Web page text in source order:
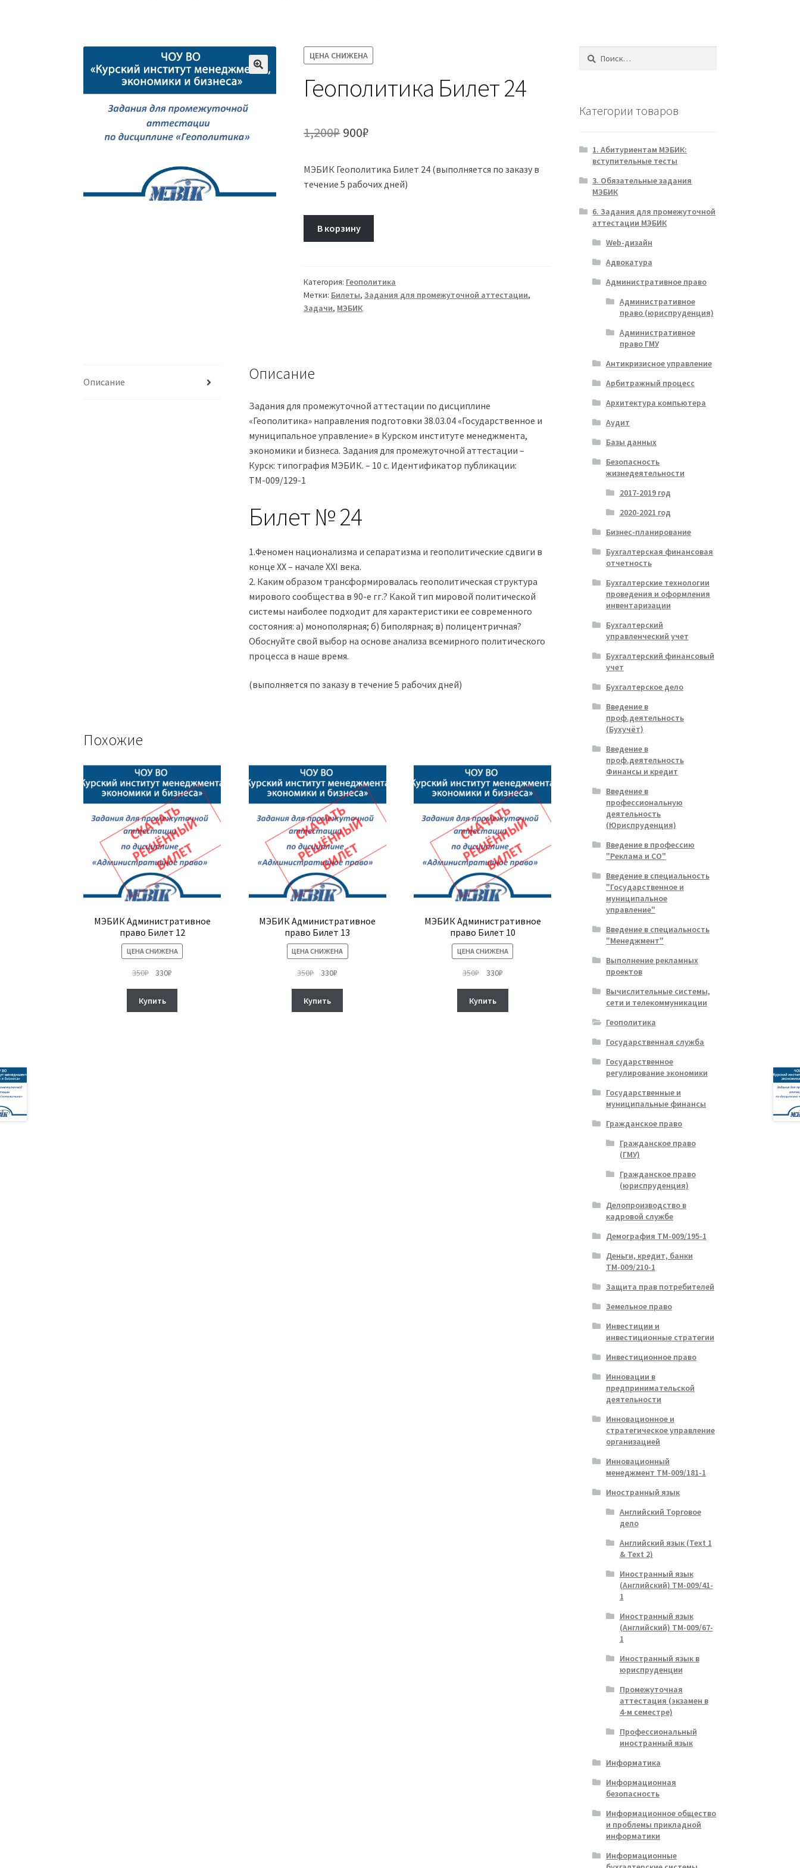
ЦЕНА СНИЖЕНА
Геополитика Билет 24
1,200₽ Первоначальная
составляла
900₽
900₽.
МЭБИК Геополитика Билет 24 (выполняется по заказу в
течение 5 рабочих дней)
24
В корзину
Категория: Геополитика
Метки: Билеты,Задания для промежуточной аттестации,
Задачи, МЭБИК
Описание Описание
Задания для промежуточной аттестации по дисциплине
«Геополитика» направления подготовки 38.03.04 «Государственное и
муниципальное управление» в Курском институте менеджмента,
экономики и бизнеса. Задания для промежуточной аттестации –
Курск: типография МЭБИК. – 10 с. Идентификатор публикации:
ТМ-009/129-1
Билет № 24
1.Феномен национализма и сепаратизма и геополитические сдвиги в
конце ХХ – начале ХХI века.
2. Каким образом трансформировалась геополитическая структура
мирового сообщества в 90-е гг.? Какой тип мировой политической
системы наиболее подходит для характеристики ее современного
состояния: а) монополярная; б) биполярная; в) полицентричная?
Обоснуйте свой выбор на основе анализа всемирного политического
процесса в наше время.
(выполняется по заказу в течение 5 рабочих дней)
Похожие
МЭБИК Административное
право Билет 12
ЦЕНА СНИЖЕНА
350₽
Первоначальная
составляла
350₽.
330₽
Купить
МЭБИК Административное
право Билет 13
ЦЕНА СНИЖЕНА
350₽
Первоначальная
составляла
350₽.
330₽
Купить
МЭБИК Административное
право Билет 10
ЦЕНА СНИЖЕНА
350₽
Первоначальная
составляла
350₽.
330₽Текущая
Купить
Найти:
Категории товаров
1. Абитуриентам МЭБИК:
вступительные тесты
3. Обязательные задания
МЭБИК
6. Задания для промежуточной
аттестации МЭБИК
Web-дизайн
Адвокатура
Административное право
Административное
право (юриспруденция)
Административное
право ГМУ
Антикризисное управление
Арбитражный процесс
Архитектура компьютера
Аудит
Базы данных
Безопасность
жизнедеятельности
2017-2019 год
2020-2021 год
Бизнес-планирование
Бухгалтерская финансовая
отчетность
Бухгалтерские технологии
проведения и оформления
инвентаризации
Бухгалтерский
управленческий учет
Бухгалтерский финансовый
учет
Бухгалтерское дело
Введение в
проф.деятельность
(Бухучёт)
Введение в
проф.деятельность
Финансы и кредит
Введение в
профессиональную
деятельность
(Юриспруденция)
Введение в профессию
"Реклама и СО"
Введение в специальность
"Государственное и
муниципальное
управление"
Введение в специальность
"Менеджмент"
Выполнение рекламных
проектов
Вычислительные системы,
сети и телекоммуникации
Геополитика
Государственная служба
Государственное
регулирование экономики
Государственные и
муниципальные финансы
Гражданское право
Гражданское право
(ГМУ)
Гражданское право
(юриспруденция)
Делопроизводство в
кадровой службе
Демография ТМ-009/195-1
Деньги, кредит, банки
ТМ-009/210-1
Защита прав потребителей
Земельное право
Инвестиции и
инвестиционные стратегии
Инвестиционное право
Инновации в
предпринимательской
деятельности
Инновационное и
стратегическое управление
организацией
Инновационный
менеджмент ТМ-009/181-1
Иностранный язык
Английский Торговое
дело
Английский язык (Text 1
& Text 2)
Иностранный язык
(Английский) ТМ-009/41-
1
Иностранный язык
(Английский) ТМ-009/67-
1
Иностранный язык в
юриспруденции
Промежуточная
аттестация (экзамен в
4-м семестре)
Профессиональный
иностранный язык
Информатика
Информационная
безопасность
Информационное общество
и проблемы прикладной
информатики
Информационные